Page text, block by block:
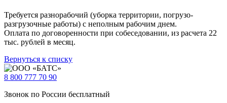
Требуется разнорабочий (уборка территории, погрузо-
разгрузочные работы) с неполным рабочим днем.
Оплата по договоренности при собеседовании, из расчета 22
тыс. рублей в месяц.
Вернуться к списку
8 800 777 70 90
Звонок по России бесплатный